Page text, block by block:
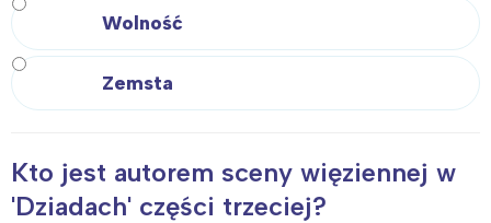
Wolność
Zemsta
Kto jest autorem sceny więziennej w
'Dziadach' części trzeciej?